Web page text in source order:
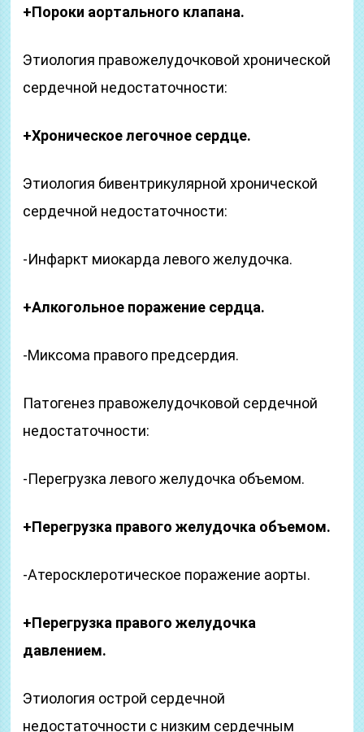
+Пороки аортального клапана.
Этиология правожелудочковой хронической
сердечной недостаточности:
+Хроническое легочное сердце.
Этиология бивентрикулярной хронической
сердечной недостаточности:
-Инфаркт миокарда левого желудочка.
+Алкогольное поражение сердца.
-Миксома правого предсердия.
Патогенез правожелудочковой сердечной
недостаточности:
-Перегрузка левого желудочка объемом.
+Перегрузка правого желудочка объемом.
-Атеросклеротическое поражение аорты.
+Перегрузка правого желудочка
давлением.
Этиология острой сердечной
недостаточности с низким сердечным